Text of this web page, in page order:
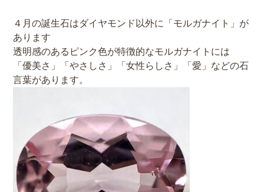
４月の誕生石はダイヤモンド以外に「モルガナイト」が
あります
透明感のあるピンク色が特徴的なモルガナイトには
「優美さ」「やさしさ」「女性らしさ」「愛」などの石
言葉があります。